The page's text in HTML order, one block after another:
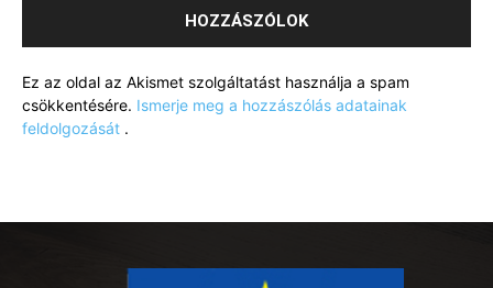
Ez az oldal az Akismet szolgáltatást használja a spam
csökkentésére. Ismerje meg a hozzászólás adatainak
feldolgozását .